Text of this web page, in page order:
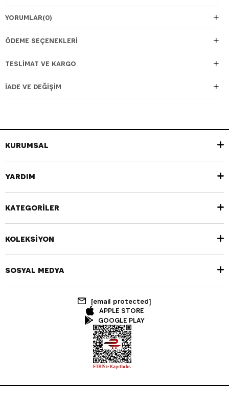
YORUMLAR(0)
ÖDEME SEÇENEKLERI
TESLIMAT VE KARGO
İADE VE DEĞIŞIM
KURUMSAL
YARDIM
KATEGORİLER
KOLEKSİYON
SOSYAL MEDYA
[email protected]
APPLE STORE
GOOGLE PLAY